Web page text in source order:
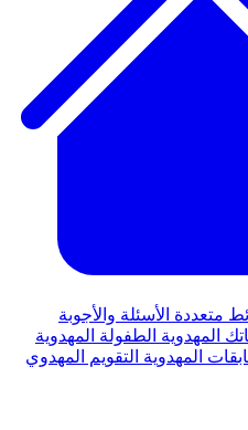
متعددة الأسئلة والأجوبة
المهدوية الطفولة المهدوية
المهدوية التقويم المهدوي